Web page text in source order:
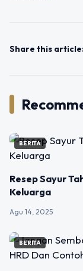
Share this
BERITA
Resep Sayur
Keluarga
Agu 14, 2025
BERITA